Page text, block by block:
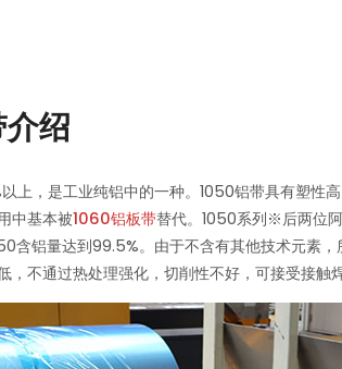
绍
上，是工业纯铝中的一种。1050铝带具有塑性
中基本被1060铝板带替代。1050系列※后两位
含铝量达到99.5%。由于不含有其他技术元素
，不通过热处理强化，切削性不好，可接受接触